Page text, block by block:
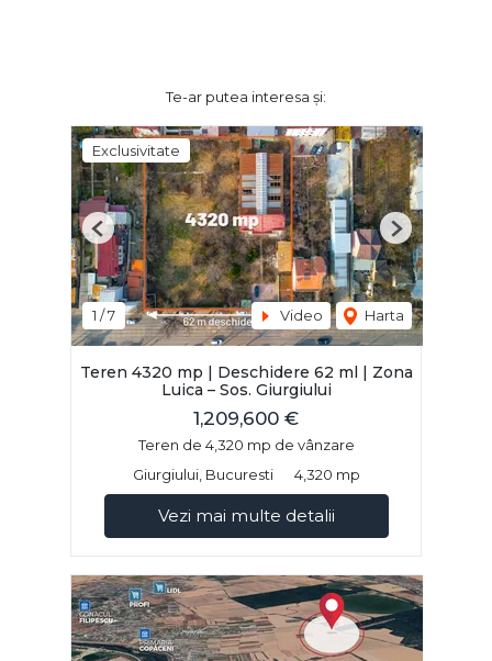
Te-ar putea interesa și:
Exclusivitate
1 /7 Video Harta
Previous Next
Teren 4320 mp | Deschidere 62 ml | Zona
Luica – Sos. Giurgiului
1,209,600 €
Teren de 4,320 mp de vânzare
Giurgiului, Bucuresti
4,320 mp
Vezi mai multe detalii